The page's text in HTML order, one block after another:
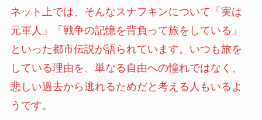
ネット上では、そんなスナフキンについて「実は
元軍人」「戦争の記憶を背負って旅をしている」
といった都市伝説が語られています。いつも旅を
している理由を、単なる自由への憧れではなく、
悲しい過去から逃れるためだと考える人もいるよ
うです。